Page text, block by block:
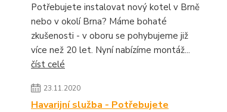
Potřebujete instalovat nový kotel v Brně
nebo v okolí Brna? Máme bohaté
zkušenosti - v oboru se pohybujeme již
více než 20 let. Nyní nabízíme montáž...
číst celé
23.11.2020
Havarijní služba - Potřebujete